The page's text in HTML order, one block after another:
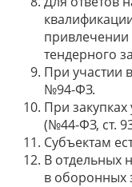
тендерного
При участии
№94-ФЗ.
При
(№44-ФЗ, ст.
Субъектам
В отдельных
в оборонных